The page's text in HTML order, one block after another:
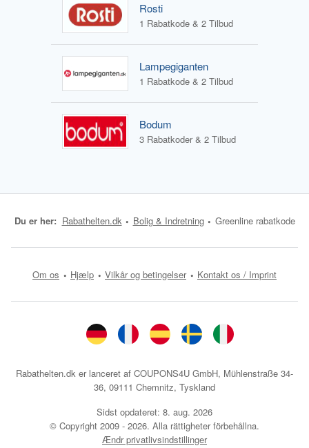
Rosti
1 Rabatkode & 2 Tilbud
Lampegiganten
1 Rabatkode & 2 Tilbud
Bodum
3 Rabatkoder & 2 Tilbud
Du er her: Rabathelten.dk Bolig & Indretning Greenline rabatkode
Om os Hjælp Vilkår og betingelser Kontakt os / Imprint
Rabathelten.dk er lanceret af COUPONS4U GmbH, Mühlenstraße 34-
36, 09111 Chemnitz, Tyskland
Sidst opdateret: 8. aug. 2026
© Copyright 2009 - 2026. Alla rättigheter förbehållna.
Ændr privatlivsindstillinger